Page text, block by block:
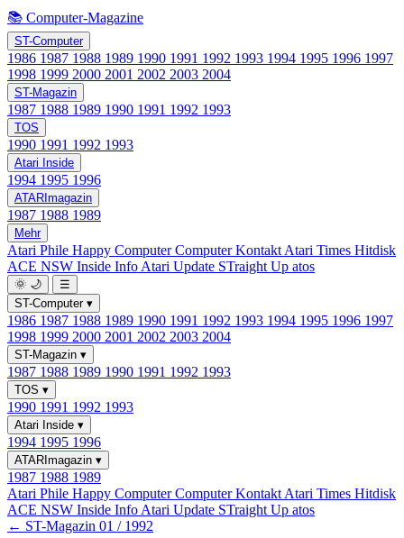
📚 Computer-Magazine
ST-Computer
1986 1987 1988 1989 1990 1991 1992 1993 1994 1995 1996 1997
1998 1999 2000 2001 2002 2003 2004
ST-Magazin
1987 1988 1989 1990 1991 1992 1993
TOS
1990 1991 1992 1993
Atari Inside
1994 1995 1996
ATARImagazin
1987 1988 1989
Mehr
Atari Phile Happy ComputerComputer Kontakt Atari Times Hitdisk
ACE NSW Inside Info Atari Update STraight Up atos
🌞 🌙
☰
ST-Computer ▾
1986 1987 1988 1989 1990 1991 1992 1993 1994 1995 1996 1997
1998 1999 2000 2001 2002 2003 2004
ST-Magazin ▾
1987 1988 1989 1990 1991 1992 1993
TOS ▾
1990 1991 1992 1993
Atari Inside ▾
1994 1995 1996
ATARImagazin ▾
1987 1988 1989
Atari Phile Happy ComputerComputer Kontakt Atari Times Hitdisk
ACE NSW Inside Info Atari Update STraight Up atos
← ST-Magazin 01 / 1992